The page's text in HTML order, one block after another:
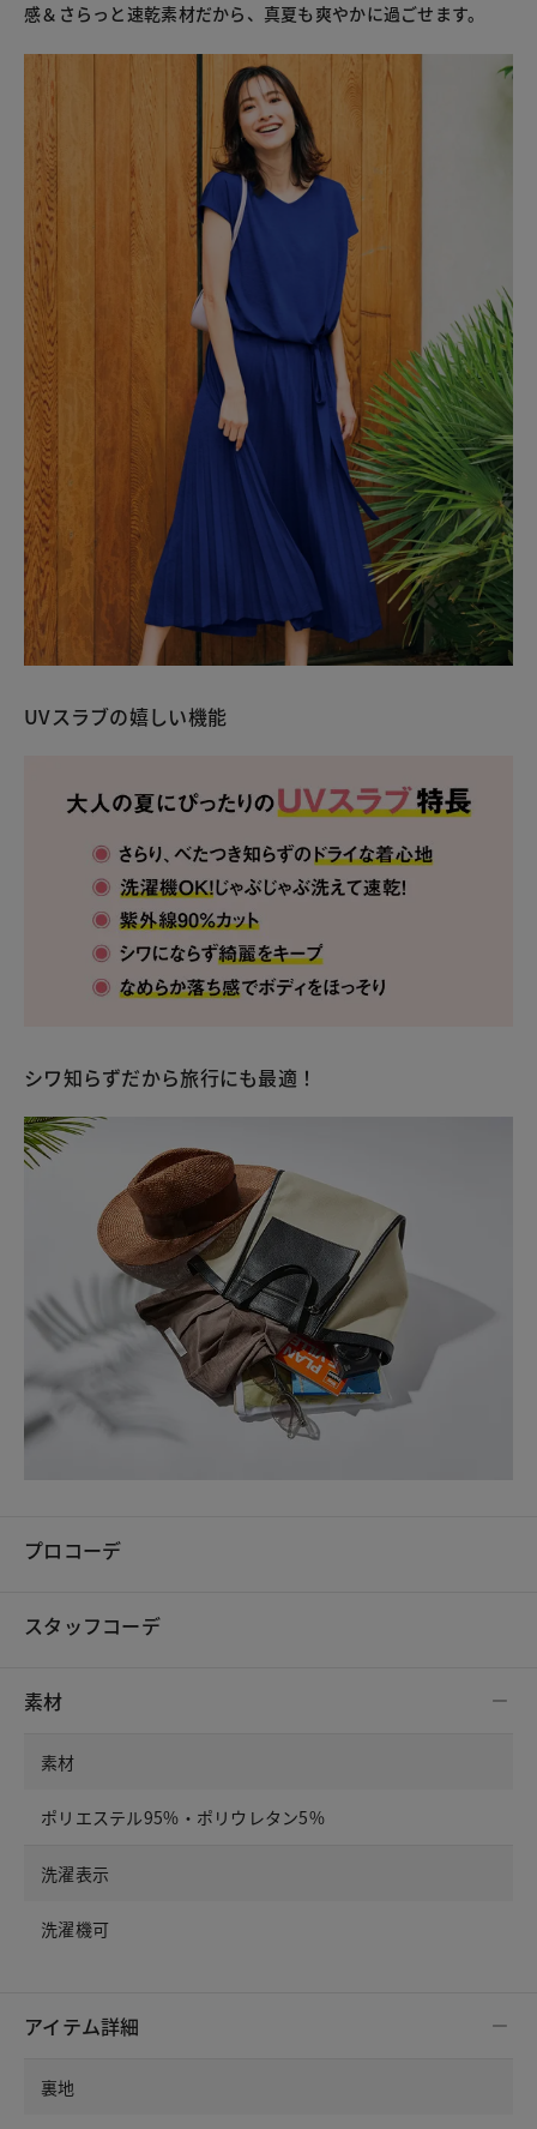
感＆さらっと速乾素材だから、真夏も爽やかに過ごせます。
UVスラブの嬉しい機能
シワ知らずだから旅行にも最適！
プロコーデ
スタッフコーデ
素材
素材
ポリエステル95%・ポリウレタン5%
洗濯表示
洗濯機可
アイテム詳細
裏地